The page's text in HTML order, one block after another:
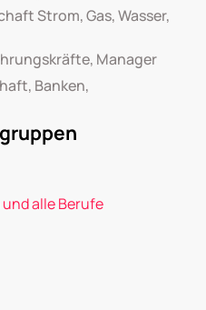
Strom, Gas, Wasser,
Manager
Banken,
alle Berufe